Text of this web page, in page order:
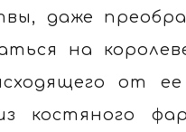
даже
на
от
костяного